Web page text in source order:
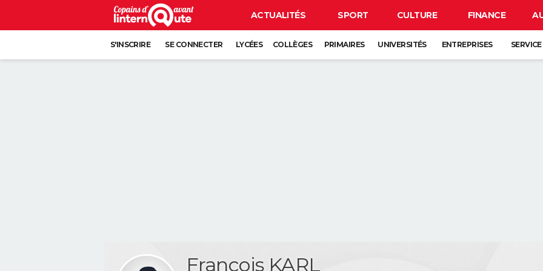
ACTUALITÉS SPORT CULTURE FINANCE
S'INSCRIRE SE CONNECTER LYCÉES COLLÈGES PRIMAIRES UNIVERSITÉS ENTREPRISES
Francois KARL